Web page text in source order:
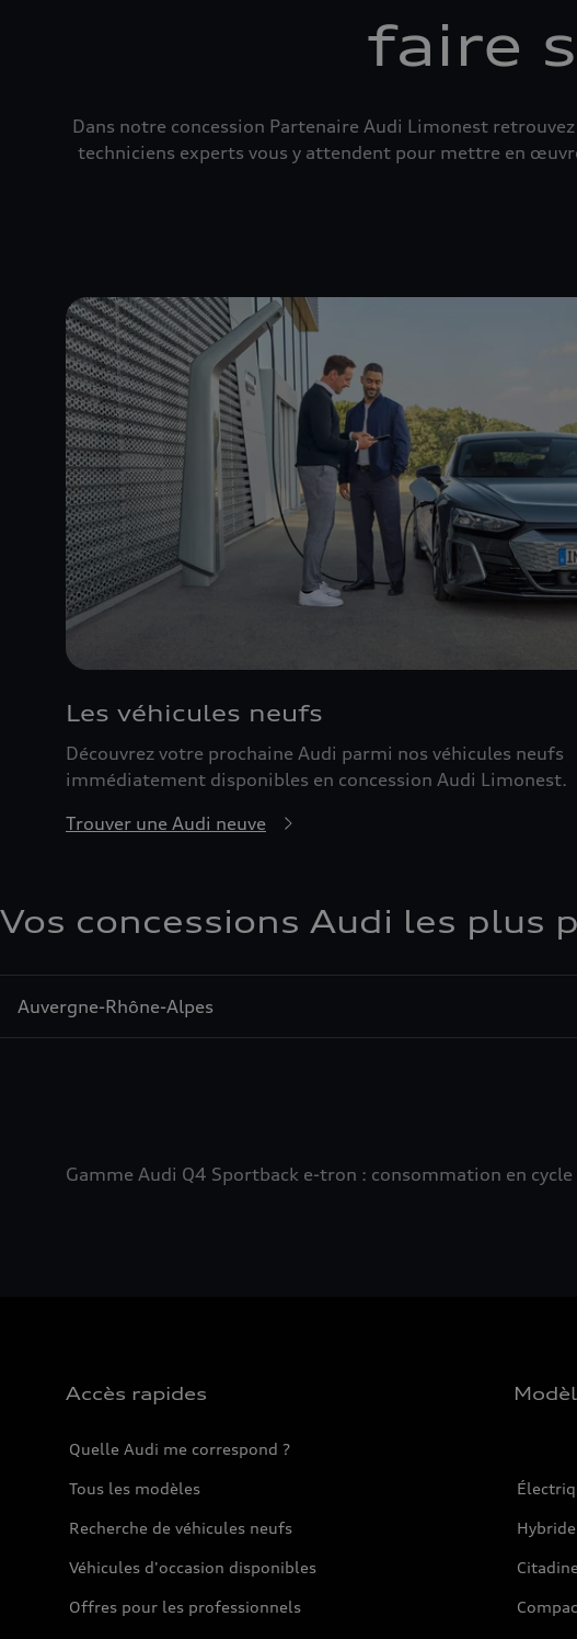
faire
Dans notre concession Partenaire Audi Limonest
techniciens experts vous y attendent pour mettre en
Les véhicules neufs
Découvrez votre prochaine Audi parmi nos véhicules neufs
immédiatement disponibles en concession Audi Limonest.
Trouver une Audi neuve
Vos concessions Audi les plus
Auvergne-Rhône-Alpes
Gamme Audi Q4 Sportback e-tron : consommation en
Accès rapides
Quelle Audi me correspond ?
Tous les modèles
Recherche de véhicules neufs
Véhicules d'occasion disponibles
Offres pour les professionnels